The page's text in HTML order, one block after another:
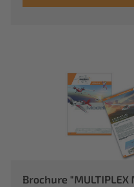
Brochure